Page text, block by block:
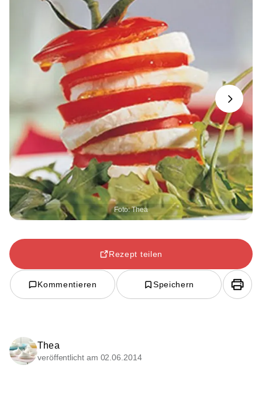
Foto: Thea
Next
Rezept teilen
Kommentieren Speichern
Thea
veröffentlicht am 02.06.2014